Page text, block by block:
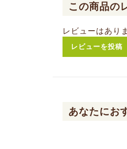
この商品の
レビューはあり
レビューを投稿
あなたにお